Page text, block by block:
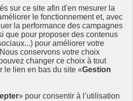
sur ce site afin d'en mesurer la
le fonctionnement et, avec
la performance des campagnes
que pour proposer des contenus
pour améliorer votre
conservons votre choix
changer ce choix à tout
le lien en bas du site «Gestion
» pour consentir à l’utilisation
de référence concernant l’Agenda
la France. Il valorise la mobilisation de
nouvelle fenêtre